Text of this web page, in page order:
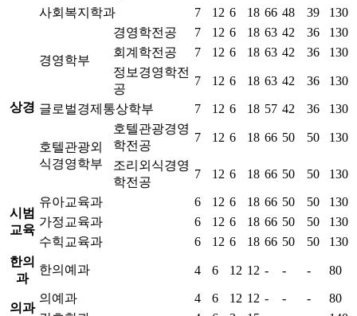
사회복지학과 7 12 6 18 66 48 39 130
상경
경영학부
경영학전공 7 12 6 18 63 42 36
130
회계학전공
7 12 6 18 63 42 36
130
정보경영학전
공
7 12 6 18 63 42 36 130
글로벌경제통상학부 7 12 6 18 57 42 36 130
호텔관광외
식경영학부
호텔관광경영
학전공
7 12 6 18 66 50 50 130
조리외식경영
학전공
7 12 6 18 66 50 50 130
시범
교육
유아교육과 6 12 6 18 66 50 50
130
가정교육과
6 12 6 18 66 50 50
130
수힉교육과
6 12 6 18 66 50 50
130
한의
과
한의예과 4 6 12 12 - - - 80
의과
의예과 4 6 12 12 - - -
80